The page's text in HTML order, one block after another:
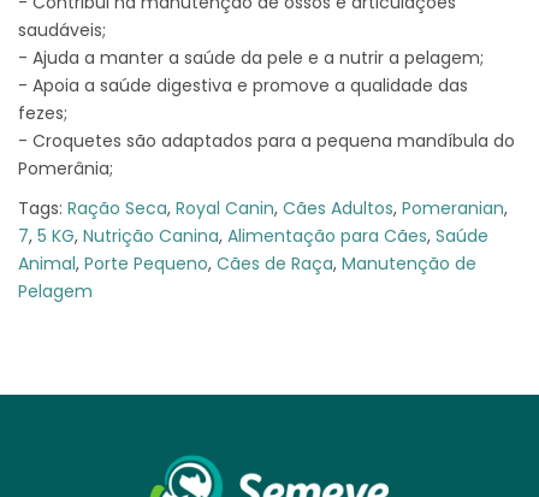
saudáveis;
- Ajuda a manter a saúde da pele e a nutrir a pelagem;
- Apoia a saúde digestiva e promove a qualidade das
fezes;
- Croquetes são adaptados para a pequena mandíbula do
Pomerânia;
Tags: Ração Seca, Royal Canin, Cães Adultos, Pomeranian,
7, 5 KG, Nutrição Canina, Alimentação para Cães, Saúde
Animal, Porte Pequeno, Cães de Raça, Manutenção de
Pelagem